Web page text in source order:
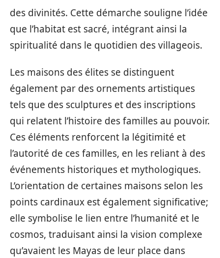
des divinités. Cette démarche souligne l’idée
que l’habitat est sacré, intégrant ainsi la
spiritualité dans le quotidien des villageois.
Les maisons des élites se distinguent
également par des ornements artistiques
tels que des sculptures et des inscriptions
qui relatent l’histoire des familles au pouvoir.
Ces éléments renforcent la légitimité et
l’autorité de ces familles, en les reliant à des
événements historiques et mythologiques.
L’orientation de certaines maisons selon les
points cardinaux est également significative;
elle symbolise le lien entre l’humanité et le
cosmos, traduisant ainsi la vision complexe
qu’avaient les Mayas de leur place dans